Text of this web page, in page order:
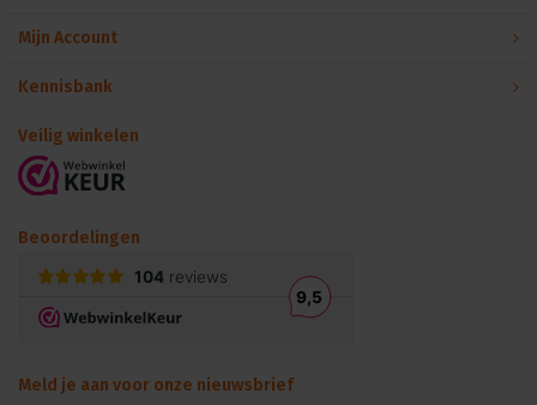
Mijn Account
Kennisbank
Veilig winkelen
Beoordelingen
Meld je aan voor onze nieuwsbrief